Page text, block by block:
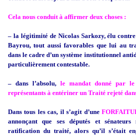
Cela nous conduit à affirmer deux choses :
– la légitimité de Nicolas Sarkozy, élu
Bayrou, tout aussi favorables que lui au
dans le cadre d’un système institutionnel
particulièrement contestable.
– dans l’absolu, le mandat donné par le
représentants à entériner un Traité rejeté
Dans tous les cas, il s’agit d’une
annonçant que ses députés et
ratification du traité, alors qu’il s’était